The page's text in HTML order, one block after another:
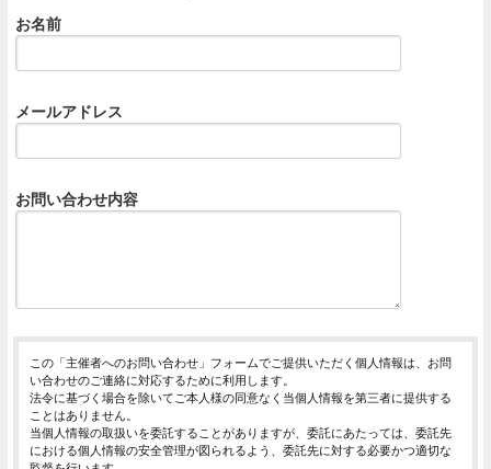
お名前
メールアドレス
お問い合わせ内容
この「主催者へのお問い合わせ」フォームでご提供いただく個人情報は、お問
い合わせのご連絡に対応するために利用します。
法令に基づく場合を除いてご本人様の同意なく当個人情報を第三者に提供する
ことはありません。
当個人情報の取扱いを委託することがありますが、委託にあたっては、委託先
における個人情報の安全管理が図られるよう、委託先に対する必要かつ適切な